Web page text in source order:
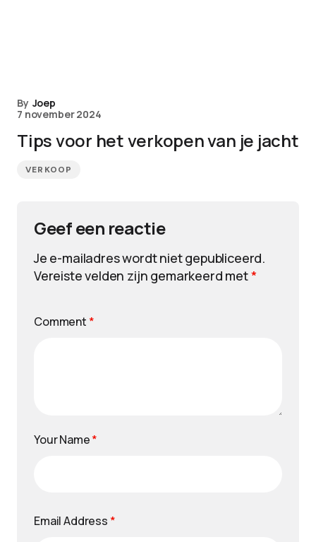
By Joep
7 november 2024
Tips voor het verkopen van je jacht
VERKOOP
Geef een reactie
Je e-mailadres wordt niet gepubliceerd.
Vereiste velden zijn gemarkeerd met*
Comment *
Your Name*
Email Address *